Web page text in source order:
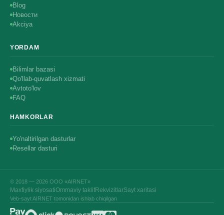
Blog
Новости
Akciya
YORDAM
Bilimlar bazasi
Qo'llab-quvatlash xizmati
Avtoto'lov
FAQ
HAMKORLAR
Yo'naltirilgan dasturlar
Resellar dasturi
© 2018 — 2026 ООО «AIRNET»
Maxfiylik siyosatiOmmaviy taklifRekvizitlarSayt xaritasi
Veb-sayt AIRNET tomonidan ishlab chiqilgan